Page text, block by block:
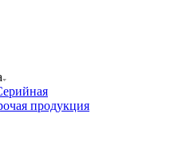
продукция